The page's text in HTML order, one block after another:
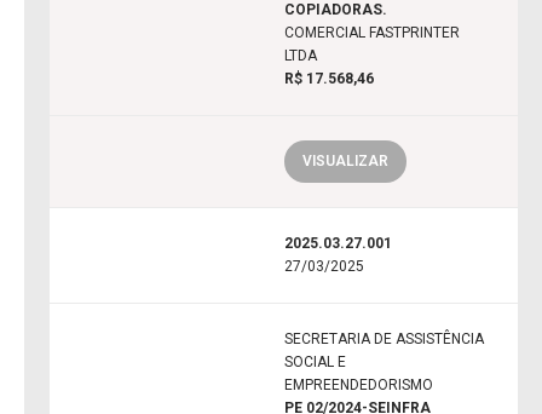
COPIADORAS.
COMERCIAL FASTPRINTER
LTDA
R$ 17.568,46
VISUALIZAR
2025.03.27.001
27/03/2025
SECRETARIA DE ASSISTÊNCIA
SOCIAL E
EMPREENDEDORISMO
PE 02/2024-SEINFRA